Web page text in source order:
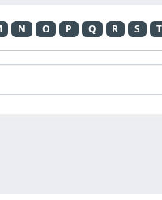
N O P Q R S T